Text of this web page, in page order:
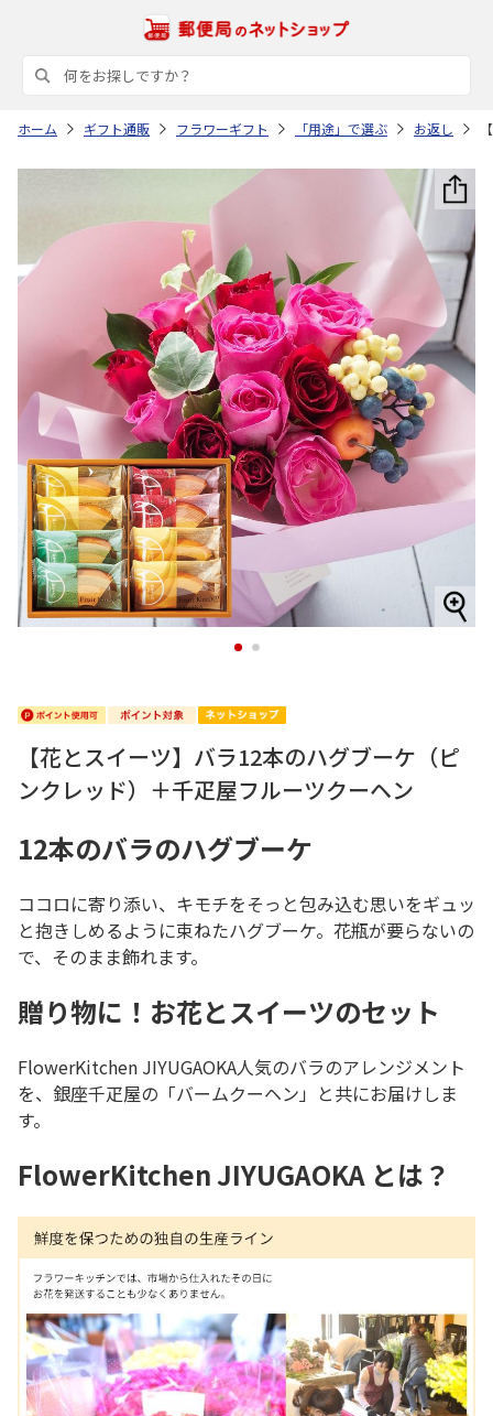
ホーム ギフト通販 フラワーギフト 「用途」で選ぶ お返し
1 2
【花とスイーツ】バラ12本のハグブーケ（ピ
ンクレッド）＋千疋屋フルーツクーヘン
12本のバラのハグブーケ
ココロに寄り添い、キモチをそっと包み込む思いをギュッ
と抱きしめるように束ねたハグブーケ。花瓶が要らないの
で、そのまま飾れます。
贈り物に！お花とスイーツのセット
FlowerKitchen JIYUGAOKA人気のバラのアレンジメント
を、銀座千疋屋の「バームクーヘン」と共にお届けしま
す。
FlowerKitchen JIYUGAOKA とは？